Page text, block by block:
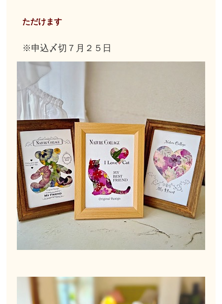
ただけます
※申込〆切７月２５日